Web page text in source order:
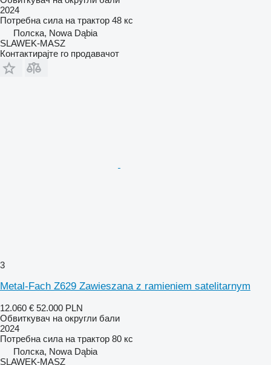
2024
Потребна сила на трактор 48 кс
Полска, Nowa Dąbia
SLAWEK-MASZ
Контактирајте го продавачот
3
Metal-Fach Z629 Zawieszana z ramieniem satelitarnym
12.060 € 52.000 PLN
Обвиткувач на округли бали
2024
Потребна сила на трактор 80 кс
Полска, Nowa Dąbia
SLAWEK-MASZ